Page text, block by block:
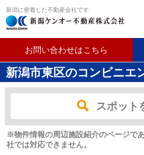
新潟に密着した不動産会社です
お問い合わせはこちら
新潟市東区のコンビニエ
スポット
※物件情報の周辺施設紹介のページで
社では対応できません。